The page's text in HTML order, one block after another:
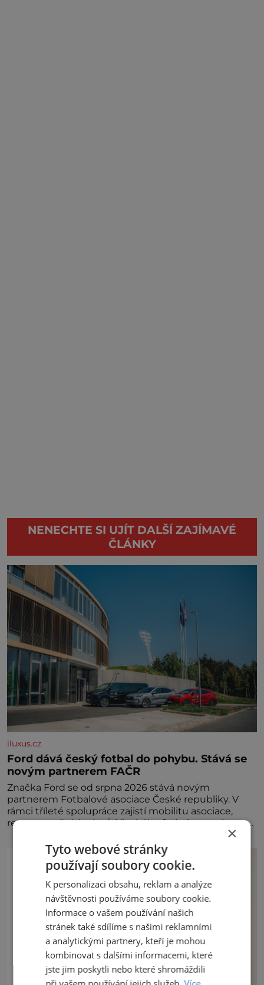
NENECHTE SI UJÍT DALŠÍ ZAJÍMAVÉ
ČLÁNKY
iluxus.cz
Ford dává český fotbal do pohybu. Stává se
novým partnerem FAČR
Značka Ford se od srpna 2026 stává novým
partnerem Fotbalové asociace České republiky. V
rámci tříleté spolupráce zajistí mobilitu asociace,
reprezentačních týmů i českého fotbalu v regionech.
×
Tyto webové stránky
používají soubory cookie.
K personalizaci obsahu, reklam a analýze
návštěvnosti používáme soubory cookie.
Informace o vašem používání našich
stránek také sdílíme s našimi reklamními
a analytickými partnery, kteří je mohou
kombinovat s dalšími informacemi, které
jste jim poskytli nebo které shromáždili